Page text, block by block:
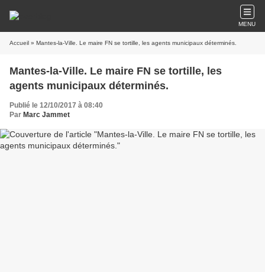
MENU
Accueil » Mantes-la-Ville. Le maire FN se tortille, les agents municipaux déterminés.
Mantes-la-Ville. Le maire FN se tortille, les
agents municipaux déterminés.
Publié le 12/10/2017 à 08:40
Par Marc Jammet